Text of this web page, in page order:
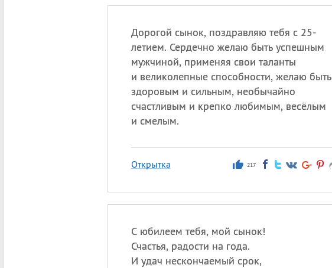
Дорогой сынок, поздравляю тебя с 25-
летием. Сердечно желаю быть успешным
мужчиной, применяя свои таланты
и великолепные способности, желаю быть
здоровым и сильным, необычайно
счастливым и крепко любимым, весёлым
и смелым.
Открытка 217
С юбилеем тебя, мой сынок!
Счастья, радости на года.
И удач нескончаемый срок,